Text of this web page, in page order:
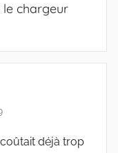
le chargeur
coûtait déjà trop